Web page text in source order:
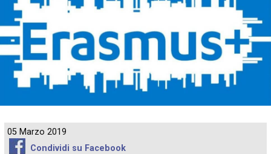
05 Marzo 2019
Condividi su Facebook